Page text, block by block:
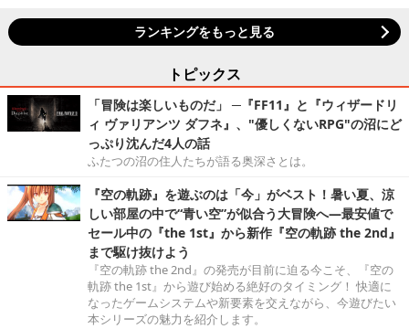
ランキングをもっと見る
トピックス
「冒険は楽しいものだ」 ─『FF11』と『ウィザードリ
ィ ヴァリアンツ ダフネ』、"優しくないRPG"の沼にど
っぷり沈んだ4人の話
ふたつの沼の住人たちが語る奥深さとは。
『空の軌跡』を遊ぶのは「今」がベスト！暑い夏、涼
しい部屋の中で“青い空”が似合う大冒険へ―最安値で
セール中の『the 1st』から新作『空の軌跡 the 2nd』
まで駆け抜けよう
『空の軌跡 the 2nd』の発売が目前に迫る今こそ、『空の
軌跡 the 1st』から遊び始める絶好のタイミング！ 快適に
なったゲームシステムや新要素を交えながら、今遊びたい
本シリーズの魅力を紹介します。